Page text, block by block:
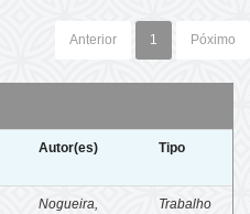
Anterior 1 Póximo
Autor(es) Tipo
Nogueira,
Trabalho